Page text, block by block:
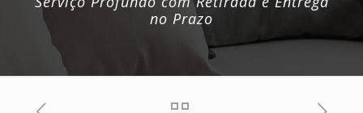
no Prazo